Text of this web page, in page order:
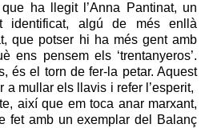
ha llegit l’Anna Pantinat, un
identificat, algú de més enllà
que potser hi ha més gent amb
ens pensem els ‘trentanyeros’.
és el torn de fer-la petar. Aquest
a mullar els llavis i refer l’esperit,
així que em toca anar marxant,
fet amb un exemplar del Balanç